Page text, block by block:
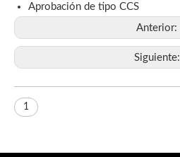
Aprobación de tipo CCS
Anterior:
Siguiente:
1